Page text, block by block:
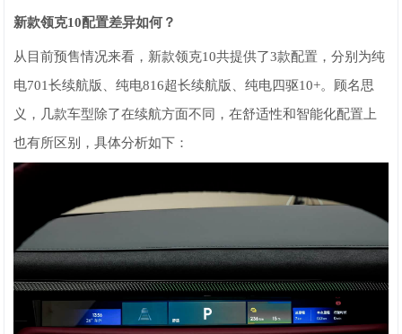
新款领克10配置差异如何？
从目前预售情况来看，新款领克10共提供了3款配置，分别为纯
电701长续航版、纯电816超长续航版、纯电四驱10+。顾名思
义，几款车型除了在续航方面不同，在舒适性和智能化配置上
也有所区别，具体分析如下：